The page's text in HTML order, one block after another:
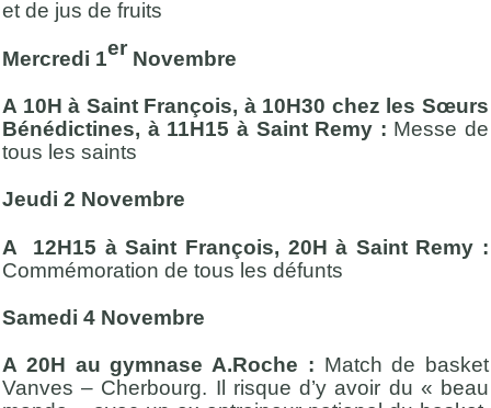
et de jus de fruits
Mercredi 1er Novembre
A 10H à Saint François, à 10H30 chez les Sœurs
Bénédictines, à 11H15 à Saint Remy : Messe de
tous les saints
Jeudi 2 Novembre
A 12H15 à Saint François, 20H à Saint Remy :
Commémoration de tous les défunts
Samedi 4 Novembre
A 20H au gymnase A.Roche : Match de basket
Vanves – Cherbourg. Il risque d’y avoir du « beau